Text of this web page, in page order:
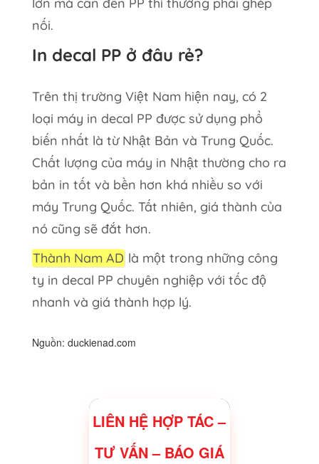
nối.
In decal PP ở đâu rẻ?
Trên thị trường Việt Nam hiện nay, có 2
loại máy in decal PP được sử dụng phổ
biến nhất là từ Nhật Bản và Trung Quốc.
Chất lượng của máy in Nhật thường cho ra
bản in tốt và bền hơn khá nhiều so với
máy Trung Quốc. Tất nhiên, giá thành của
nó cũng sẽ đắt hơn.
Thành Nam AD là một trong những công
ty in decal PP chuyên nghiệp với tốc độ
nhanh và giá thành hợp lý.
Nguồn: duckienad.com
LIÊN HỆ HỢP TÁC –
TƯ VẤN – BÁO GIÁ